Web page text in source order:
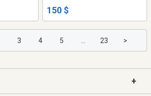
150 $
3 4 5 23 >
+